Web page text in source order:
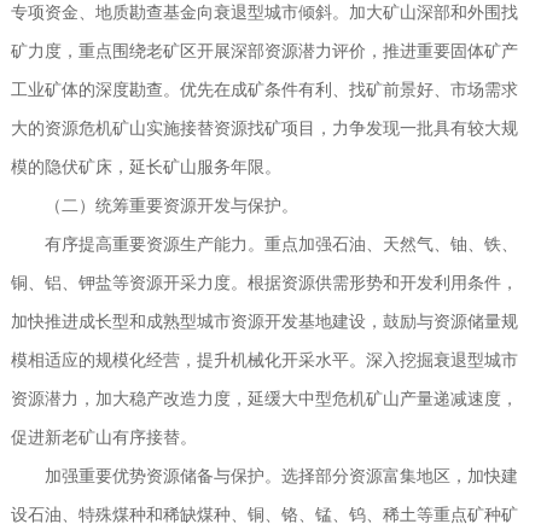
专项资金、地质勘查基金向衰退型城市倾斜。加大矿山深部和外围找
矿力度，重点围绕老矿区开展深部资源潜力评价，推进重要固体矿产
工业矿体的深度勘查。优先在成矿条件有利、找矿前景好、市场需求
大的资源危机矿山实施接替资源找矿项目，力争发现一批具有较大规
模的隐伏矿床，延长矿山服务年限。
（二）统筹重要资源开发与保护。
有序提高重要资源生产能力。重点加强石油、天然气、铀、铁、
铜、铝、钾盐等资源开采力度。根据资源供需形势和开发利用条件，
加快推进成长型和成熟型城市资源开发基地建设，鼓励与资源储量规
模相适应的规模化经营，提升机械化开采水平。深入挖掘衰退型城市
资源潜力，加大稳产改造力度，延缓大中型危机矿山产量递减速度，
促进新老矿山有序接替。
加强重要优势资源储备与保护。选择部分资源富集地区，加快建
设石油、特殊煤种和稀缺煤种、铜、铬、锰、钨、稀土等重点矿种矿